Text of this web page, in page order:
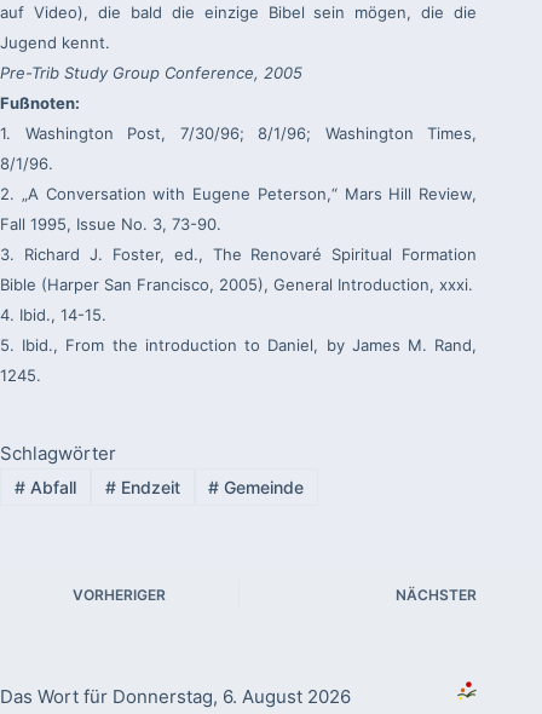
auf Video), die bald die einzige Bibel sein mögen, die die
Jugend kennt.
Pre-Trib Study Group Conference, 2005
Fußnoten:
1. Washington Post, 7/30/96; 8/1/96; Washington Times,
8/1/96.
2. „A Conversation with Eugene Peterson,“ Mars Hill Review,
Fall 1995, Issue No. 3, 73-90.
3. Richard J. Foster, ed., The Renovaré Spiritual Formation
Bible (Harper San Francisco, 2005), General Introduction, xxxi.
4. Ibid., 14-15.
5. Ibid., From the introduction to Daniel, by James M. Rand,
1245.
Schlagwörter
#Abfall #Endzeit # Gemeinde
VORHERIGER NÄCHSTER
Das Wort für Donnerstag, 6. August 2026